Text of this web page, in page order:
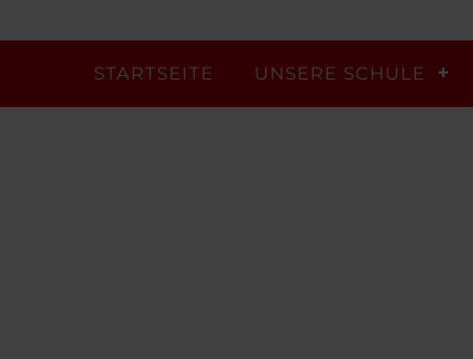
STARTSEITE UNSERE SCHULE